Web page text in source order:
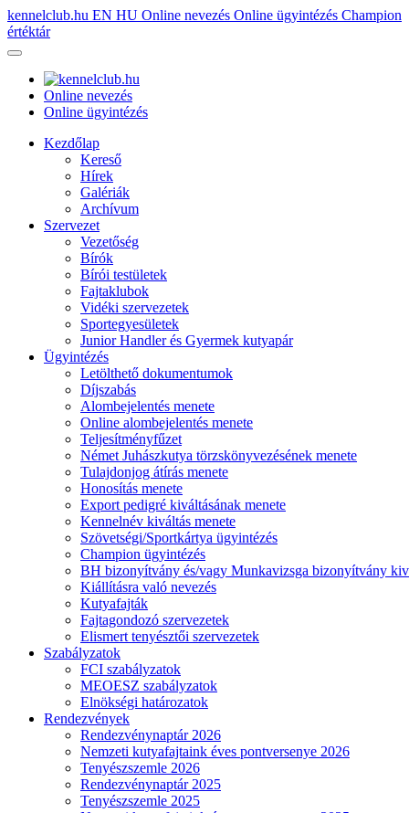
kennelclub.hu EN HU Online nevezés Online ügyintézés Champion
értéktár
Online nevezés
Online ügyintézés
Kezdőlap
Kereső
Hírek
Galériák
Archívum
Szervezet
Vezetőség
Bírók
Bírói testületek
Fajtaklubok
Vidéki szervezetek
Sportegyesületek
Junior Handler és Gyermek kutyapár
Ügyintézés
Letölthető dokumentumok
Díjszabás
Alombejelentés menete
Online alombejelentés menete
Teljesítményfűzet
Német Juhászkutya törzskönyvezésének menete
Tulajdonjog átírás menete
Honosítás menete
Export pedigré kiváltásának menete
Kennelnév kiváltás menete
Szövetségi/Sportkártya ügyintézés
Champion ügyintézés
BH bizonyítvány és/vagy Munkavizsga bizonyítvány
Kiállításra való nevezés
Kutyafajták
Fajtagondozó szervezetek
Elismert tenyésztői szervezetek
Szabályzatok
FCI szabályzatok
MEOESZ szabályzatok
Elnökségi határozatok
Rendezvények
Rendezvénynaptár 2026
Nemzeti kutyafajtaink éves pontversenye 2026
Tenyészszemle 2026
Rendezvénynaptár 2025
Tenyészszemle 2025